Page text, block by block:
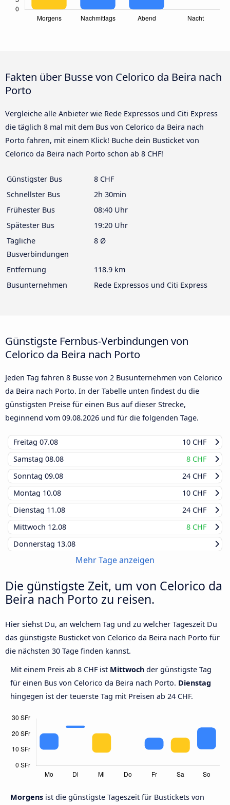
Fakten über Busse von Celorico da Beira nach
Porto
Vergleiche alle Anbieter wie Rede Expressos und Citi Express
die täglich 8 mal mit dem Bus von Celorico da Beira nach
Porto fahren, mit einem Klick! Buche dein Busticket von
Celorico da Beira nach Porto schon ab 8 CHF!
Günstigster Bus
8 CHF
Schnellster Bus
2h 30min
Frühester Bus
08:40 Uhr
Spätester Bus
19:20 Uhr
Tägliche
Busverbindungen
8 Ø
Entfernung
118.9 km
Busunternehmen
Rede Expressos und Citi Express
Günstigste Fernbus-Verbindungen von
Celorico da Beira nach Porto
Jeden Tag fahren 8 Busse von 2 Busunternehmen von Celorico
da Beira nach Porto. In der Tabelle unten findest du die
günstigsten Preise für einen Bus auf dieser Strecke,
beginnend vom 09.08.2026 und für die folgenden Tage.
Freitag 07.08
10 CHF
Samstag 08.08
8 CHF
Sonntag 09.08
24 CHF
Montag 10.08
10 CHF
Dienstag 11.08
24 CHF
Mittwoch 12.08
8 CHF
Donnerstag 13.08
Mehr Tage anzeigen
Die günstigste Zeit, um von Celorico da
Beira nach Porto zu reisen.
Hier siehst Du, an welchem Tag und zu welcher Tageszeit Du
das günstigste Busticket von Celorico da Beira nach Porto für
die nächsten 30 Tage finden kannst.
Mit einem Preis ab 8 CHF ist Mittwoch der günstigste Tag
für einen Bus von Celorico da Beira nach Porto. Dienstag
hingegen ist der teuerste Tag mit Preisen ab 24 CHF.
Morgens ist die günstigste Tageszeit für Bustickets von